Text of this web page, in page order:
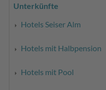
Unterkünfte
Hotels Seiser Alm
Hotels mit Halbpension
Hotels mit Pool